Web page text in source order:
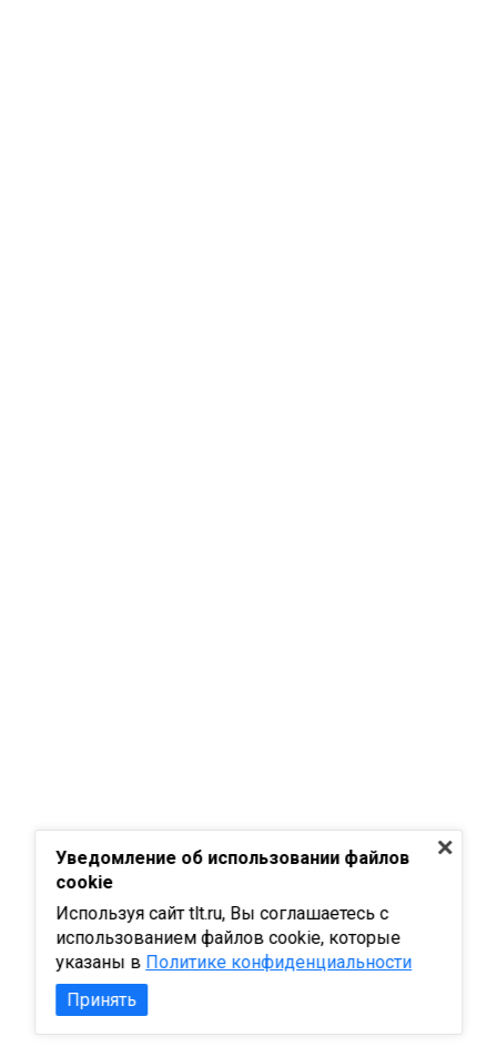
Уведомление об использовании файлов
cookie
Используя сайт tlt.ru, Вы соглашаетесь с
использованием файлов cookie, которые
указаны в Политике конфиденциальности
Принять